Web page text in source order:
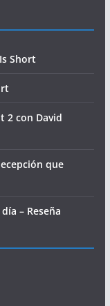
Short
2 con David
que
– Reseña